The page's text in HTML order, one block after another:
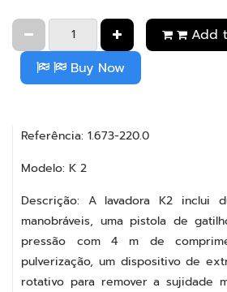
Add
Buy Now
Referência: 1.673-220.0
Modelo: K 2
Descrição: A lavadora K2 inclui
manobráveis, uma pistola de
pressão com 4 m de
pulverização, um dispositivo de
rotativo para remover a sujidade